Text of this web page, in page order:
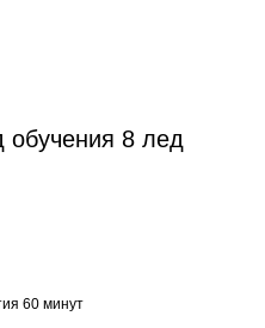
обучения 8 лед
60 минут